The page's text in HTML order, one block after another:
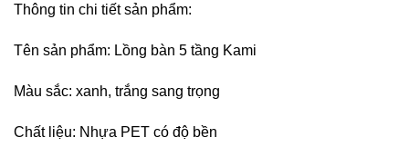
Thông tin chi tiết sản phẩm:
Tên sản phẩm: Lồng bàn 5 tầng Kami
Màu sắc: xanh, trắng sang trọng
Chất liệu: Nhựa PET có độ bền